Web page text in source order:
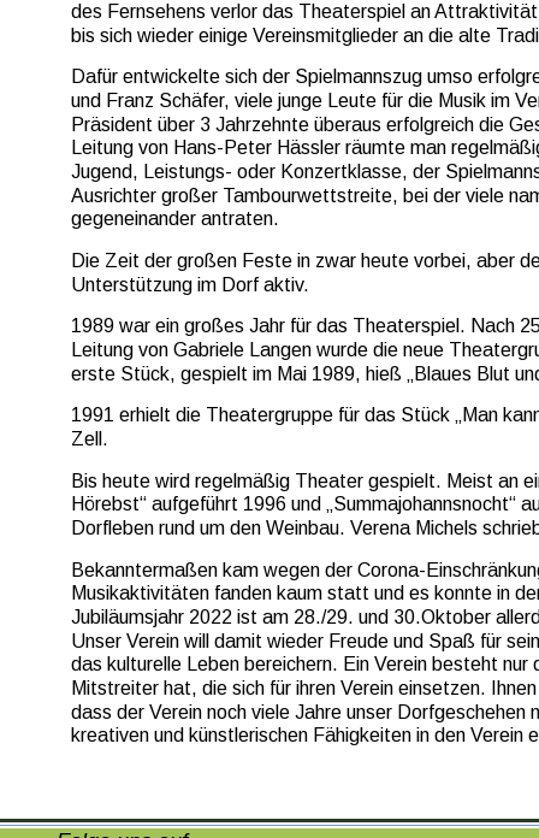
des Fernsehens verlor das Theaterspiel an
bis sich wieder einige Vereinsmitglieder an die alte
Dafür entwickelte sich der Spielmannszug umso
und Franz Schäfer, viele junge Leute für die Musik im
Präsident über 3 Jahrzehnte überaus erfolgreich die
Leitung von Hans-Peter Hässler räumte man
Jugend, Leistungs- oder Konzertklasse, der
Ausrichter großer Tambourwettstreite, bei der viele
gegeneinander antraten.
Die Zeit der großen Feste in zwar heute vorbei, aber
Unterstützung im Dorf aktiv.
1989 war ein großes Jahr für das Theaterspiel. Nach
Leitung von Gabriele Langen wurde die neue
erste Stück, gespielt im Mai 1989, hieß „Blaues Blut
1991 erhielt die Theatergruppe für das Stück „Man
Zell.
Bis heute wird regelmäßig Theater gespielt. Meist an
Hörebst“ aufgeführt 1996 und
Dorfleben rund um den Weinbau. Verena Michels
Bekanntermaßen kam wegen der Corona-
Musikaktivitäten fanden kaum statt und es konnte in
Jubiläumsjahr 2022 ist am 28./29. und 30.Oktober
Unser Verein will damit wieder Freude und Spaß für
das kulturelle Leben bereichern. Ein Verein besteht
Mitstreiter hat, die sich für ihren Verein einsetzen.
dass der Verein noch viele Jahre unser
kreativen und künstlerischen Fähigkeiten in den